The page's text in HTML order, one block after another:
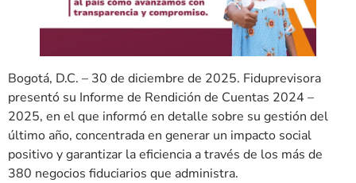
Bogotá, D.C. – 30 de diciembre de 2025. Fiduprevisora
presentó su Informe de Rendición de Cuentas 2024 –
2025, en el que informó en detalle sobre su gestión del
último año, concentrada en generar un impacto social
positivo y garantizar la eficiencia a través de los más de
380 negocios fiduciarios que administra.